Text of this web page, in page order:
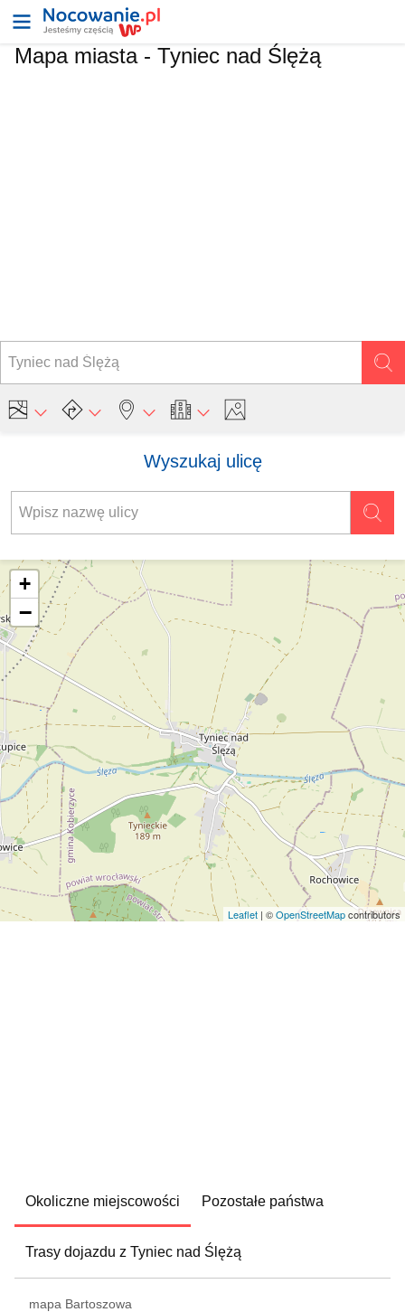
Mapa miasta - Tyniec nad Ślężą
Wyszukaj ulicę
+
−
Leaflet | ©OpenStreetMapcontributors
Okoliczne miejscowości Pozostałe państwa
Trasy dojazdu z Tyniec nad Ślężą
mapa Bartoszowa